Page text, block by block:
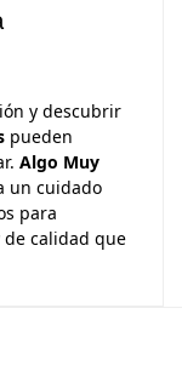
y descubrir
pueden
Algo Muy
un cuidado
para
calidad que